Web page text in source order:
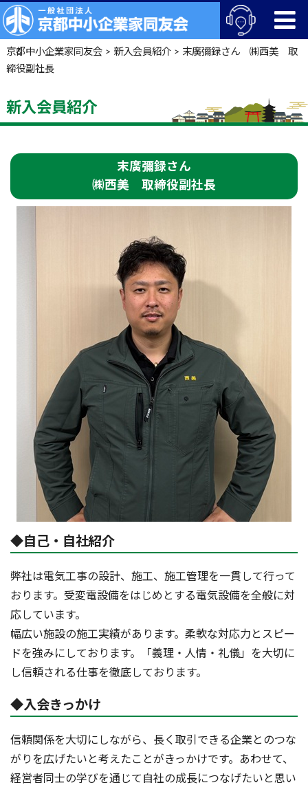
京都中小企業家同友会> 新入会員紹介> 末廣彌録さん ㈱西美 取
締役副社長
新入会員紹介
末廣彌録さん
㈱西美 取締役副社長
◆自己・自社紹介
弊社は電気工事の設計、施工、施工管理を一貫して行って
おります。受変電設備をはじめとする電気設備を全般に対
応しています。
幅広い施設の施工実績があります。柔軟な対応力とスピー
ドを強みにしております。「義理・人情・礼儀」を大切に
し信頼される仕事を徹底しております。
◆入会きっかけ
信頼関係を大切にしながら、長く取引できる企業とのつな
がりを広げたいと考えたことがきっかけです。あわせて、
経営者同士の学びを通じて自社の成長につなげたいと思い